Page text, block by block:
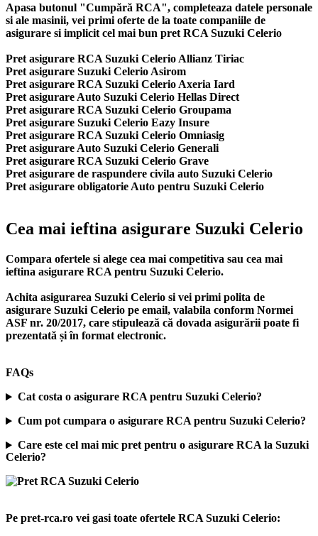
Apasa butonul "Cumpără RCA", completeaza datele personale
si ale masinii, vei primi oferte de la toate companiile de
asigurare si implicit cel mai bun pret RCA Suzuki Celerio
Pret asigurare RCA Suzuki Celerio Allianz Tiriac
Pret asigurare Suzuki Celerio Asirom
Pret asigurare RCA Suzuki Celerio Axeria Iard
Pret asigurare Auto Suzuki Celerio Hellas Direct
Pret asigurare RCA Suzuki Celerio Groupama
Pret asigurare Suzuki Celerio Eazy Insure
Pret asigurare RCA Suzuki Celerio Omniasig
Pret asigurare Auto Suzuki Celerio Generali
Pret asigurare RCA Suzuki Celerio Grave
Pret asigurare de raspundere civila auto Suzuki Celerio
Pret asigurare obligatorie Auto pentru Suzuki Celerio
Cea mai ieftina asigurare Suzuki Celerio
Compara ofertele si alege cea mai competitiva sau cea mai
ieftina asigurare RCA pentru Suzuki Celerio.
Achita asigurarea Suzuki Celerio si vei primi polita de
asigurare Suzuki Celerio pe email, valabila conform Normei
ASF nr. 20/2017, care stipulează că dovada asigurării poate fi
prezentată și în format electronic.
FAQs
Cat costa o asigurare RCA pentru Suzuki Celerio?
Cum pot cumpara o asigurare RCA pentru Suzuki Celerio?
Care este cel mai mic pret pentru o asigurare RCA la Suzuki
Celerio?
Pe pret-rca.ro vei gasi toate ofertele RCA Suzuki Celerio: